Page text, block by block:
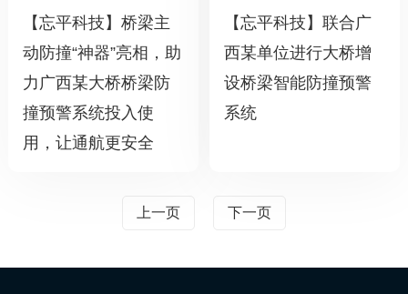
【忘平科技】桥梁主
动防撞“神器”亮相，助
力广西某大桥桥梁防
撞预警系统投入使
用，让通航更安全
【忘平科技】联合广
西某单位进行大桥增
设桥梁智能防撞预警
系统
上一页 下一页